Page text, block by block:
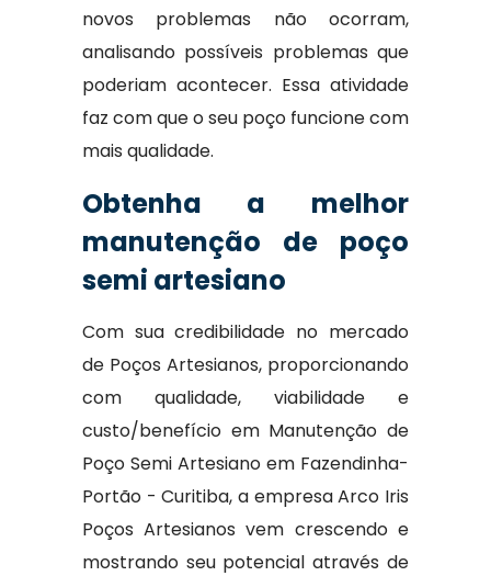
novos problemas não ocorram,
analisando possíveis problemas que
poderiam acontecer. Essa atividade
faz com que o seu poço funcione com
mais qualidade.
Obtenha a melhor
manutenção de poço
semi artesiano
Com sua credibilidade no mercado
de Poços Artesianos, proporcionando
com qualidade, viabilidade e
custo/benefício em Manutenção de
Poço Semi Artesiano em Fazendinha-
Portão - Curitiba, a empresa Arco Iris
Poços Artesianos vem crescendo e
mostrando seu potencial através de